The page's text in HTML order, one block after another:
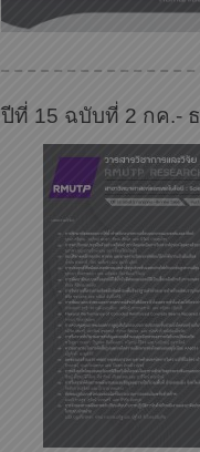
ปีที่ 15 ฉบับที่ 2 กค.-